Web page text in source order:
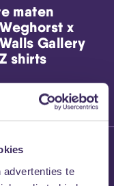
advertenties te
maten
x
Gallery
shirts
2026
Blog: